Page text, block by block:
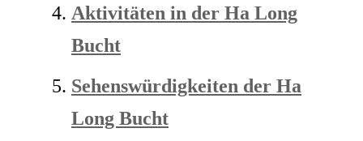
Aktivitäten in der Ha Long
Bucht
Sehenswürdigkeiten der Ha
Long Bucht